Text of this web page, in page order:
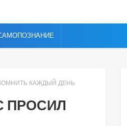
КАЖДЫЙ ДЕНЬ
ПРОСИЛ